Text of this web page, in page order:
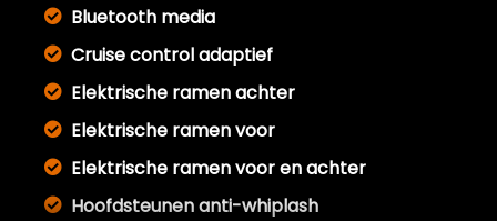
Bluetooth media
Cruise control adaptief
Elektrische ramen achter
Elektrische ramen voor
Elektrische ramen voor en achter
Hoofdsteunen anti-whiplash